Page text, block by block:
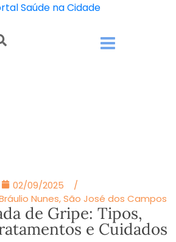
02/09/2025
/
Nunes,São José dos Campos
de Gripe: Tipos,
e Cuidados